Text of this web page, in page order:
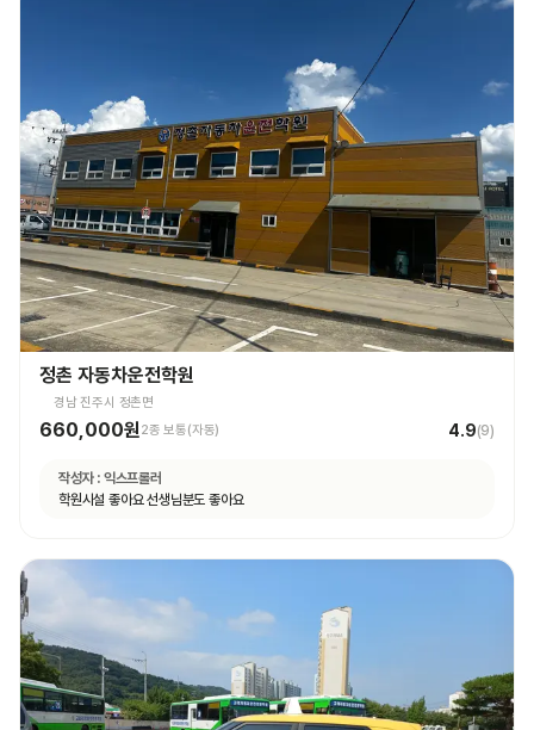
정촌 자동차운전학원
경남 진주시 정촌면
660,000원2종 보통(자동) 4.9(9)
작성자 : 익스프롤러
학원시설 좋아요 선생님분도 좋아요